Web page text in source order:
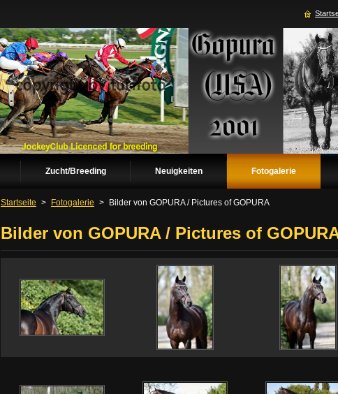
Zucht/Breeding Neuigkeiten Fotogalerie
Startseite > Fotogalerie > Bilder von GOPURA / Pictures of GOPURA
Bilder von GOPURA / Pictures of